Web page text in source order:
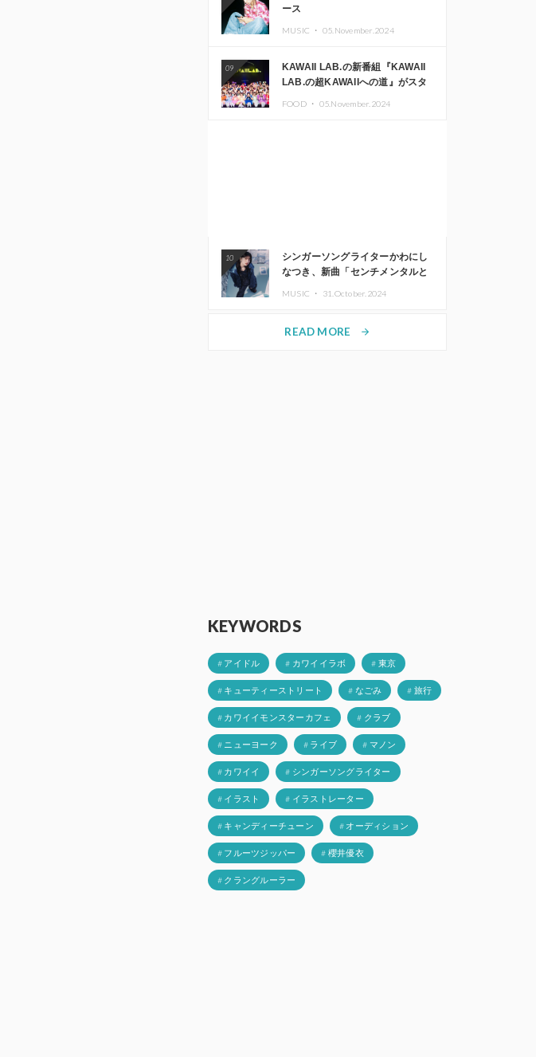
ース
MUSIC ・ 05.November.2024
09
KAWAII LAB.の新番組『KAWAII
LAB.の超KAWAIIへの道』がスタ
FOOD ・ 05.November.2024
10
シンガーソングライターかわにし
なつき、新曲「センチメンタルと
MUSIC ・ 31.October.2024
READ MORE arrow_forward
KEYWORDS
# アイドル # カワイイラボ # 東京
# キューティーストリート # なごみ # 旅行
# カワイイモンスターカフェ # クラブ
# ニューヨーク # ライブ # マノン
# カワイイ # シンガーソングライター
# イラスト # イラストレーター
# キャンディーチューン # オーディション
# フルーツジッパー # 櫻井優衣
# クラングルーラー